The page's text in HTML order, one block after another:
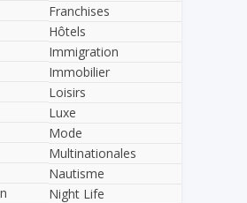
Franchises
Hôtels
Immigration
Immobilier
Loisirs
Luxe
Mode
Multinationales
Nautisme
Night Life